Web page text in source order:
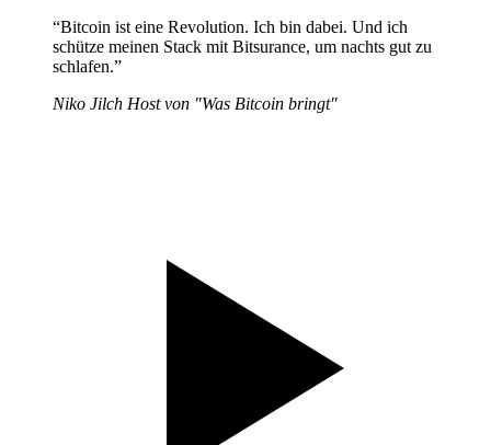
“Bitcoin ist eine Revolution. Ich bin dabei. Und ich
schütze meinen Stack mit Bitsurance, um nachts gut zu
schlafen.”
Niko Jilch Host von "Was Bitcoin bringt"